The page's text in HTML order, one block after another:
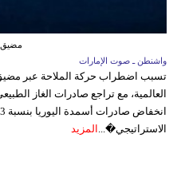
مضيق
واشنطن ـ صوت الإمارات
تسبب اضطراب حركة الملاحة عبر
الاستراتيجي�... المزيد